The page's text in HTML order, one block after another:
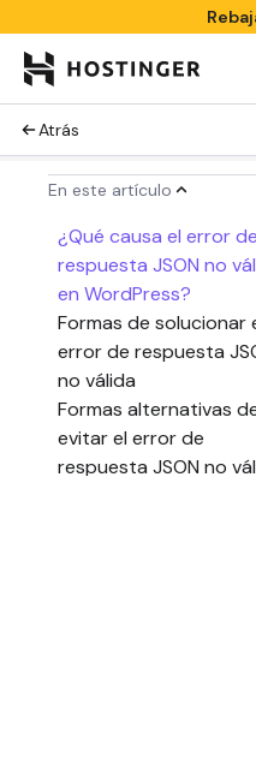
Atrás
En este artículo
¿Qué causa el error de
respuesta JSON no
en WordPress?
Formas de solucionar
error de respuesta
no válida
Formas alternativas
evitar el error de
respuesta JSON no